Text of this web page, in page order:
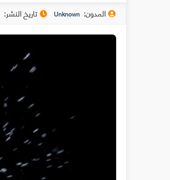
المدون: Unknown تاريخ النشر: